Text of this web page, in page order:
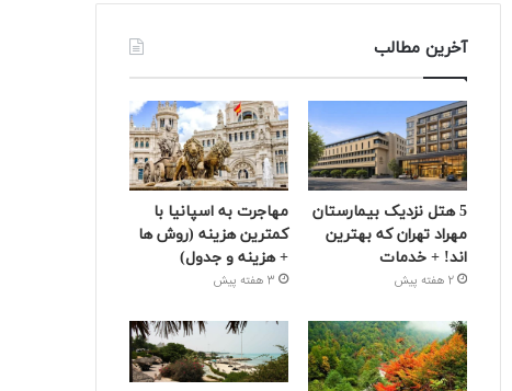
آخرین مطالب
5 هتل نزدیک بیمارستان
مهراد تهران که بهترین‌
اند! + خدمات
2 هفته پیش
مهاجرت به اسپانیا با
کمترین هزینه (روش ها
+ هزینه و جدول)
3 هفته پیش